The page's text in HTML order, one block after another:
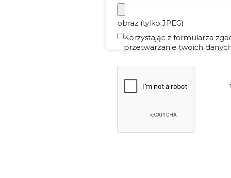
obraz (tylko JPEG)
Korzystając z formularza
przetwarzanie twoich